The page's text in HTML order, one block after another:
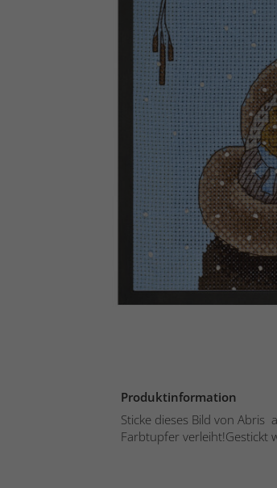
Produktinformation
Sticke dieses Bild von Abris
Farbtupfer verleiht!Gestickt